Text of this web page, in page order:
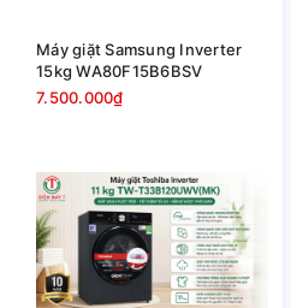
Máy giặt Samsung Inverter
15kg WA80F15B6BSV
7.500.000₫